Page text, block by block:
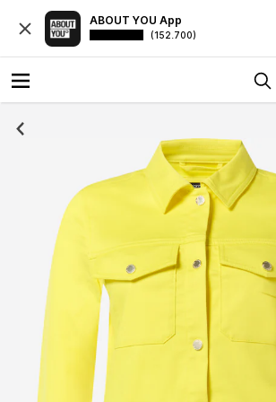
ABOUT YOU App
(152.700)